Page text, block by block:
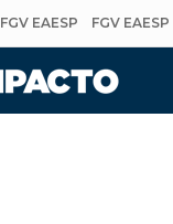
FGV EAESP FGV